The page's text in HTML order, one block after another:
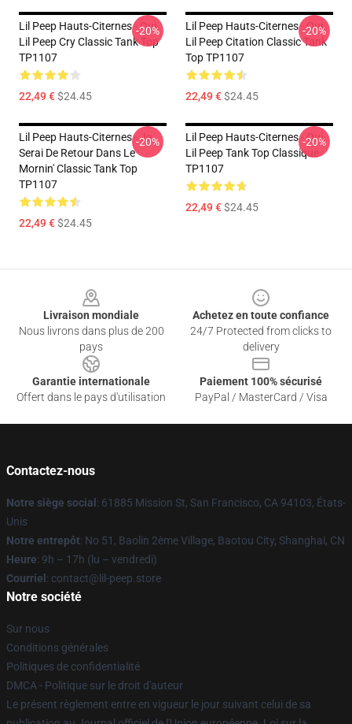
Lil Peep Hauts-Citernes - Oui.
Lil Peep Cry Classic Tank Top
TP1107
22,49 €$24.45
-20%
Lil Peep Hauts-Citernes - Oui.
Lil Peep Citation Classic Tank
Top TP1107
22,49 €$24.45
-20%
Lil Peep Hauts-Citernes - Je
Serai De Retour Dans Le
Mornin' Classic Tank Top
TP1107
22,49 €$24.45
-20%
Lil Peep Hauts-Citernes - Oui.
Lil Peep Tank Top Classique
TP1107
22,49 €$24.45
-20%
Livraison mondiale
Nous livrons dans plus de 200
pays
Achetez en toute confiance
24/7 Protected from clicks to
delivery
Garantie internationale
Offert dans le pays d'utilisation
Paiement 100% sécurisé
PayPal / MasterCard / Visa
Contactez-nous
Notre siège social : 61885 Mission St, San Francisco, CA 94103, États-
Unis
Notre entrepôt: No 51, Baolin 2ème Village, Baotou City, Shanghai, CN
Heure: 9h – 17h (lu – vendredi)
Courriel : contact@lil-peep.store
Notre société
Sur nous
Conditions générales
Politiques de confidentialité
DMCA - Politique sur le droit d'auteur
Le présent règlement entre en vigueur le jour suivant celui de sa